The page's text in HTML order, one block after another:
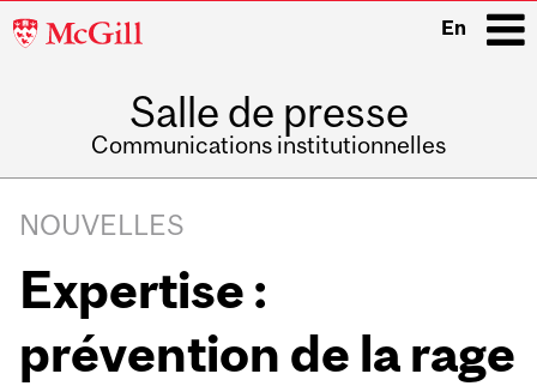
McGill
En
Salle de presse
Communications institutionnelles
navigation
NOUVELLES
Expertise :
prévention de la rage
Related
Content